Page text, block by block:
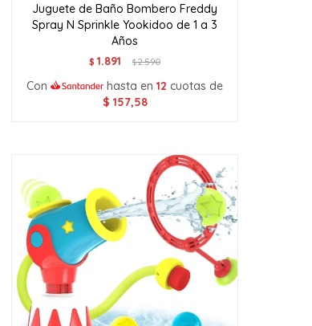
Juguete de Baño Bombero Freddy
Spray N Sprinkle Yookidoo de 1 a 3
Años
$ 1.891 $2.590
Con hasta en12 cuotas de
$ 157,58